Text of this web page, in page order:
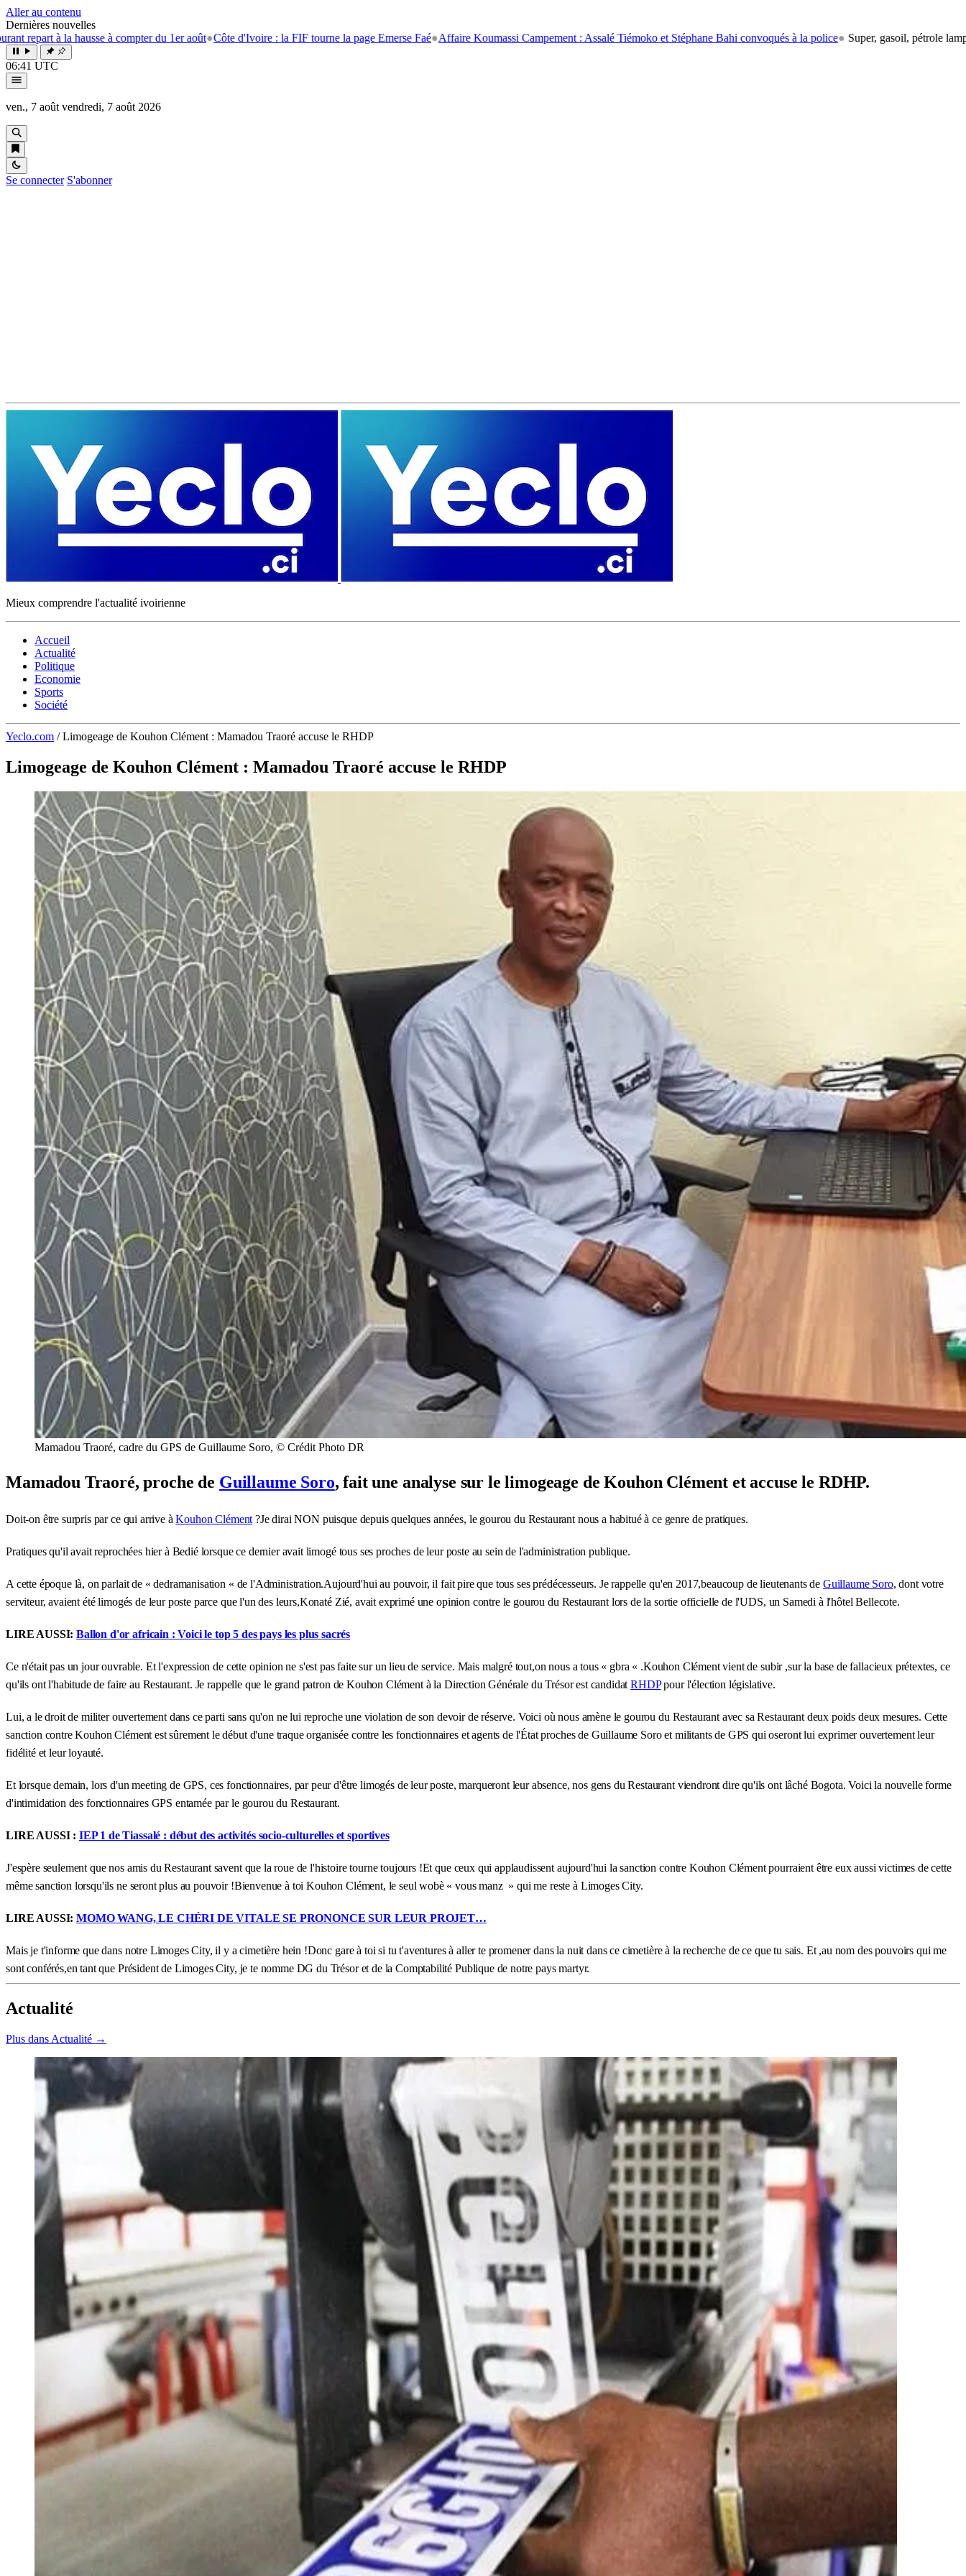
Aller au contenu
Dernières nouvelles
à la hausse à compter du 1er août● Côte d'Ivoire : la FIF tourne la page Emerse Faé●Affaire Koumassi Campement : Assalé Tiémoko et Stéphane Bahi convoqués à la police● Super, gasoil, pétrole lampant: le
06:41 UTC
ven., 7 août vendredi, 7 août 2026
Se connecter S'abonner
Mieux comprendre l'actualité ivoirienne
Accueil
Actualité
Politique
Economie
Sports
Société
Yeclo.com / Limogeage de Kouhon Clément : Mamadou Traoré accuse le RHDP
Limogeage de Kouhon Clément : Mamadou Traoré accuse le RHDP
Mamadou Traoré, cadre du GPS de Guillaume Soro, © Crédit Photo DR
Mamadou Traoré, proche de Guillaume Soro, fait une analyse sur le limogeage de Kouhon Clément et accuse le RDHP.
Doit-on être surpris par ce qui arrive àKouhon Clément ?Je dirai NON puisque depuis quelques années, le gourou du Restaurant nous a habitué à ce genre de pratiques.
Pratiques qu'il avait reprochées hier à Bedié lorsque ce dernier avait limogé tous ses proches de leur poste au sein de l'administration publique.
A cette époque là, on parlait de « dedramanisation « de l'Administration.Aujourd'hui au pouvoir, il fait pire que tous ses prédécesseurs. Je rappelle qu'en 2017,beaucoup de lieutenants de Guillaume Soro, dont votre
serviteur, avaient été limogés de leur poste parce que l'un des leurs,Konaté Zié, avait exprimé une opinion contre le gourou du Restaurant lors de la sortie officielle de l'UDS, un Samedi à l'hôtel Bellecote.
LIRE AUSSI:Ballon d'or africain : Voici le top 5 des pays les plus sacrés
Ce n'était pas un jour ouvrable. Et l'expression de cette opinion ne s'est pas faite sur un lieu de service. Mais malgré tout,on nous a tous « gbra « .Kouhon Clément vient de subir ,sur la base de fallacieux prétextes, ce
qu'ils ont l'habitude de faire au Restaurant. Je rappelle que le grand patron de Kouhon Clément à la Direction Générale du Trésor est candidatRHDPpour l'élection législative.
Lui, a le droit de militer ouvertement dans ce parti sans qu'on ne lui reproche une violation de son devoir de réserve. Voici où nous amène le gourou du Restaurant avec sa Restaurant deux poids deux mesures. Cette
sanction contre Kouhon Clément est sûrement le début d'une traque organisée contre les fonctionnaires et agents de l'État proches de Guillaume Soro et militants de GPS qui oseront lui exprimer ouvertement leur
fidélité et leur loyauté.
Et lorsque demain, lors d'un meeting de GPS, ces fonctionnaires, par peur d'être limogés de leur poste, marqueront leur absence, nos gens du Restaurant viendront dire qu'ils ont lâché Bogota. Voici la nouvelle forme
d'intimidation des fonctionnaires GPS entamée par le gourou du Restaurant.
LIRE AUSSI : IEP 1 de Tiassalé : début des activités socio-culturelles et sportives
J'espère seulement que nos amis du Restaurant savent que la roue de l'histoire tourne toujours !Et que ceux qui applaudissent aujourd'hui la sanction contre Kouhon Clément pourraient être eux aussi victimes de cette
même sanction lorsqu'ils ne seront plus au pouvoir !Bienvenue à toi Kouhon Clément, le seul wobè « vous manz » qui me reste à Limoges City.
LIRE AUSSI:MOMO WANG, LE CHÉRI DE VITALE SE PRONONCE SUR LEUR PROJET…
Mais je t'informe que dans notre Limoges City, il y a cimetière hein !Donc gare à toi si tu t'aventures à aller te promener dans la nuit dans ce cimetière à la recherche de ce que tu sais. Et ,au nom des pouvoirs qui me
sont conférés,en tant que Président de Limoges City, je te nomme DG du Trésor et de la Comptabilité Publique de notre pays martyr.
Actualité
Plus dans Actualité →